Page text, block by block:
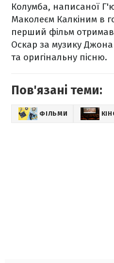
Колумба, написаної
Маколеєм Калкіним в
перший фільм отримав
Оскар за музику Джона
та оригінальну пісню.
Пов'язані теми:
ФІЛЬМИ